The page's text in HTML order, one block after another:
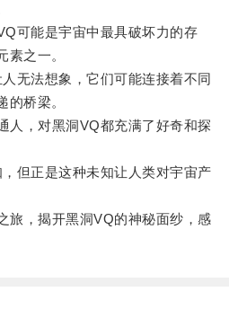
能是宇宙中最具破坏力的存
素之一。
法想象，它们可能连接着不同
的桥梁。
，对黑洞VQ都充满了好奇和探
正是这种未知让人类对宇宙产
，揭开黑洞VQ的神秘面纱，感